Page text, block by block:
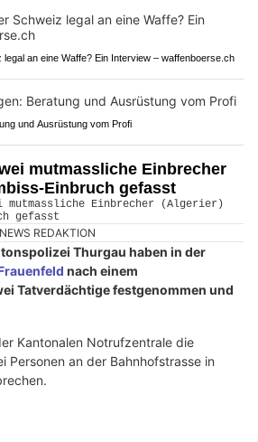
an eine Waffe? Ein Interview – waffenboerse.ch
und Ausrüstung vom Profi
mutmassliche Einbrecher
Einbruch gefasst
REDAKTION
Thurgau haben in der
nach einem
Tatverdächtige festgenommen und
Kantonalen Notrufzentrale die
Personen an der Bahnhofstrasse in